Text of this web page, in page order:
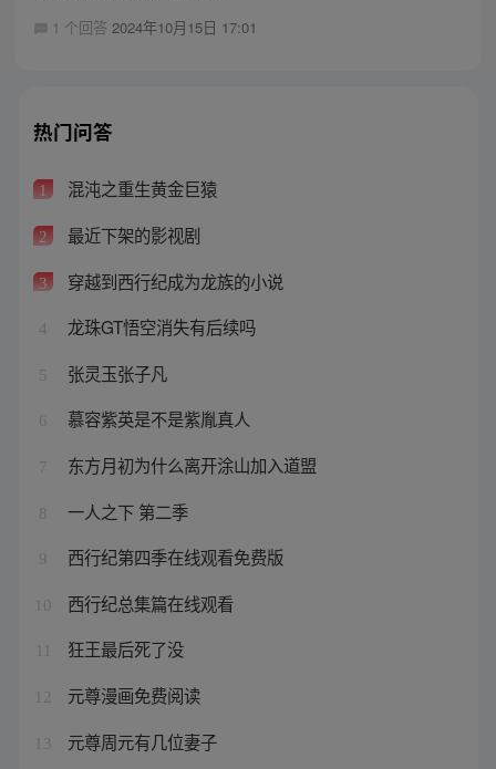
1 个回答 2024年10月15日 17:01
热门问答
1 混沌之重生黄金巨猿
2 最近下架的影视剧
3 穿越到西行纪成为龙族的小说
4 龙珠GT悟空消失有后续吗
5 张灵玉张子凡
6 慕容紫英是不是紫胤真人
7 东方月初为什么离开涂山加入道盟
8 一人之下 第二季
9 西行纪第四季在线观看免费版
10 西行纪总集篇在线观看
狂王最后死了没
12 元尊漫画免费阅读
13 元尊周元有几位妻子